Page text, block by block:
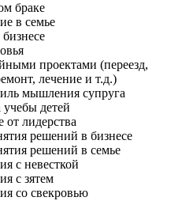
браке
в семье
проектами (переезд,
лечение и т.д.)
мышления супруга
детей
от лидерства
решений в бизнесе
решений в семье
с невесткой
с зятем
со свекровью